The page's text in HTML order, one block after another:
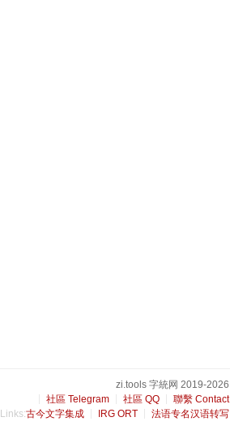
zi.tools 字統网 2019-2026
社區 Telegram
社區 QQ
聯繫 Contact
Links:古今文字集成 IRG ORT 法语专名汉语转写